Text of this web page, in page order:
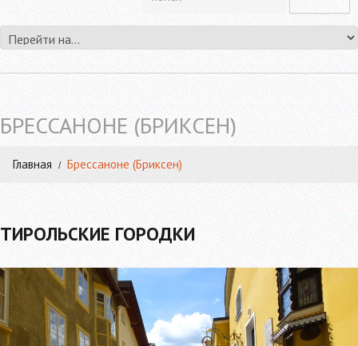
БРЕССАНОНЕ (БРИКСЕН)
Главная Брессаноне (Бриксен)
ТИРОЛЬСКИЕ ГОРОДКИ